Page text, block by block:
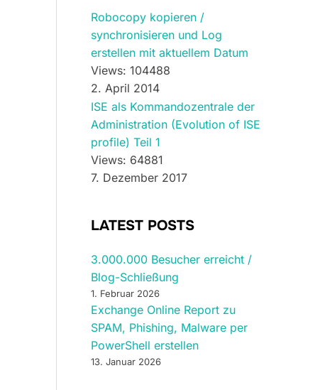
Robocopy kopieren /
synchronisieren und Log
erstellen mit aktuellem Datum
Views: 104488
2. April 2014
ISE als Kommandozentrale der
Administration (Evolution of ISE
profile) Teil 1
Views: 64881
7. Dezember 2017
LATEST POSTS
3.000.000 Besucher erreicht /
Blog-Schließung
1. Februar 2026
Exchange Online Report zu
SPAM, Phishing, Malware per
PowerShell erstellen
13. Januar 2026